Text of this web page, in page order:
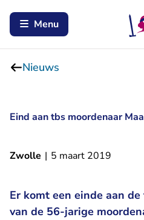
Menu
Nieuws
Eind aan tbs moordenaar
Zwolle | 5 maart 2019
Er komt een einde aan
van de 56-jarige